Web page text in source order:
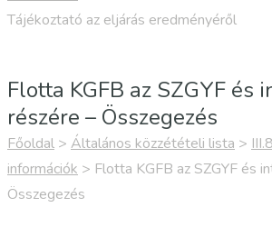
Tájékoztató az eljárás eredményéről
Flotta KGFB az SZGYF és
részére – Összegezés
Főoldal > Általános közzétételi lista >
információk > Flotta KGFB az SZGYF és
Összegezés